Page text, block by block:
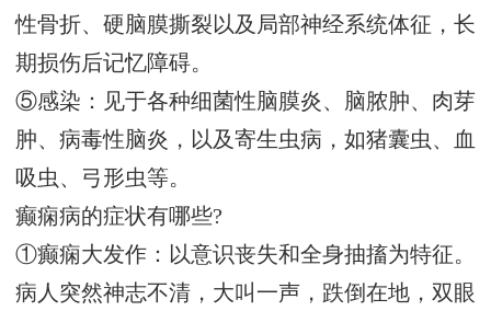
性骨折、硬脑膜撕裂以及局部神经系统体征，长
期损伤后记忆障碍。
⑤感染：见于各种细菌性脑膜炎、脑脓肿、肉芽
肿、病毒性脑炎，以及寄生虫病，如猪囊虫、血
吸虫、弓形虫等。
癫痫病的症状有哪些?
①癫痫大发作：以意识丧失和全身抽搐为特征。
病人突然神志不清，大叫一声，跌倒在地，双眼